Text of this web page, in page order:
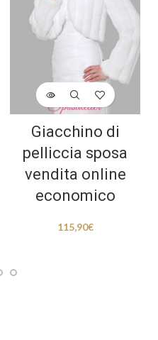
Giacchino di
pelliccia sposa
vendita online
economico
115,90€